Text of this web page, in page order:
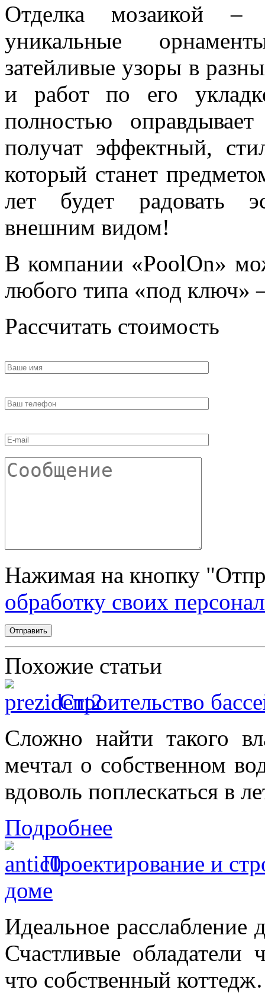
Отделка мозаикой –
уникальные
затейливые узоры в
и работ по его
полностью
получат эффектный,
который станет
лет будет радовать
внешним видом!
В компании «PoolOn»
любого типа «под ключ»
Рассчитать стоимость
Нажимая на кнопку
обработку своих
Похожие статьи
Строительство
Сложно найти такого
мечтал о собственном
вдоволь поплескаться в
Подробнее
Проектирование и
доме
Идеальное расслабление
Счастливые
что собственный